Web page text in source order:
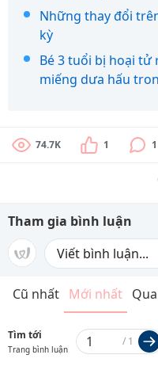
Những thay đổi
kỳ
Bé 3 tuổi bị hoại tử
miếng dưa hấu
74.7K 1 1
Tham gia bình luận
Cũ nhất Mới nhất
Tìm tới
Trang bình luận
/ 1